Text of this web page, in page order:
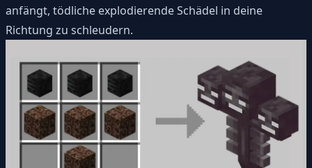
anfängt, tödliche explodierende Schädel in deine
Richtung zu schleudern.